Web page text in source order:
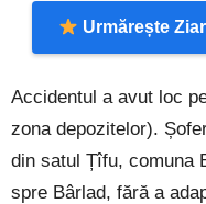
Urmărește
Accidentul a avut loc
zona depozitelor).
din satul Țîfu, comuna
spre Bârlad, fără a